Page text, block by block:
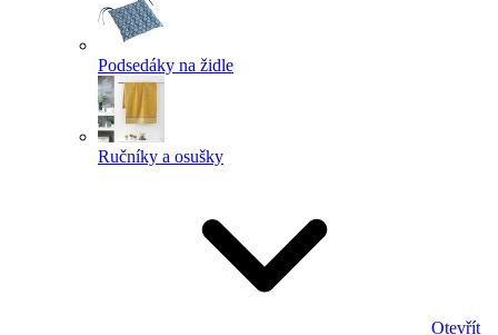
Podsedáky na židle
Ručníky a osušky
Otevřít